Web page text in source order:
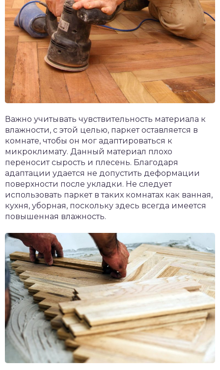
Важно учитывать чувствительность материала к
влажности, с этой целью, паркет оставляется в
комнате, чтобы он мог адаптироваться к
микроклимату. Данный материал плохо
переносит сырость и плесень. Благодаря
адаптации удается не допустить деформации
поверхности после укладки. Не следует
использовать паркет в таких комнатах как ванная,
кухня, уборная, поскольку здесь всегда имеется
повышенная влажность.